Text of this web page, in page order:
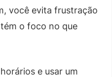
você evita frustração
o foco no que
e usar um